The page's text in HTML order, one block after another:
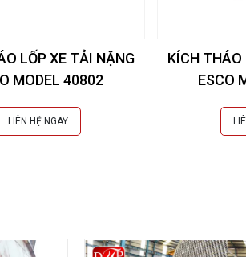
LỐP XE TẢI NẶNG
MODEL 40802
LIÊN HỆ NGAY
KÍCH THÁO
ESCO